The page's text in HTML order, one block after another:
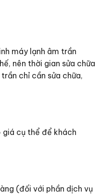
máy lạnh âm trần
nên thời gian sửa chữa
chỉ cần sửa chữa,
giá cụ thể để khách
(đối với phần dịch vụ